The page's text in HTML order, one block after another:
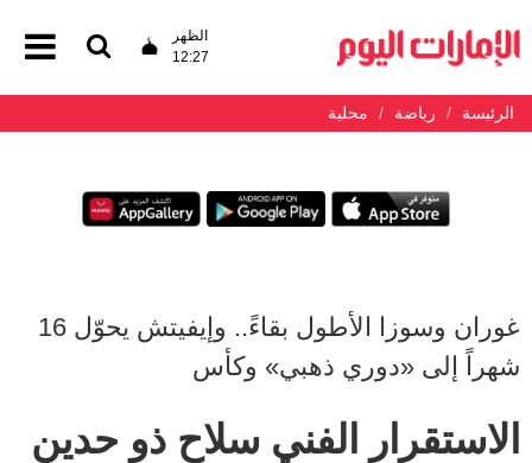
الظهر
12:27
الرئيسة رياضة محلية
غوران وسوزا الأطول بقاءً.. وإيفيتش يحوّل 16
شهراً إلى «دوري ذهبي» وكأس
الاستقرار الفني سلاح ذو حدين